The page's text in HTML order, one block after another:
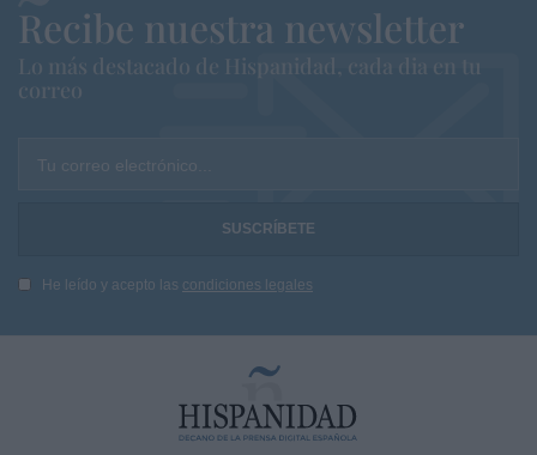
Recibe nuestra newsletter
Lo más destacado de Hispanidad, cada dia en tu
correo
Tu correo electrónico...
He leído y acepto las condiciones legales